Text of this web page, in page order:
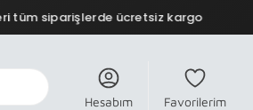
tüm siparişlerde ücretsiz kargo
Hesabım Favorilerim